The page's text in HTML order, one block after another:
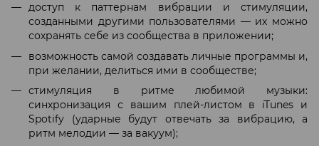
доступ к паттернам вибрации и стимуляции,
созданными другими пользователями — их можно
сохранять себе из сообщества в приложении;
возможность самой создавать личные программы и,
при желании, делиться ими в сообществе;
стимуляция в ритме любимой музыки:
синхронизация с вашим плей-листом в iTunes и
Spotify (ударные будут отвечать за вибрацию, а
ритм мелодии — за вакуум);